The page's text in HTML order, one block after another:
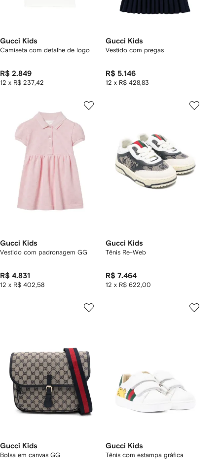
Gucci Kids
Camiseta com detalhe de logo
R$ 2.849
12 x R$ 237,42
Gucci Kids
Vestido com pregas
R$ 5.146
12 x R$ 428,83
Gucci Kids
Vestido com padronagem GG
R$ 4.831
12 x R$ 402,58
Gucci Kids
Tênis Re-Web
R$ 7.464
12 x R$ 622,00
Gucci Kids
Bolsa em canvas GG
Gucci Kids
Tênis com estampa gráfica